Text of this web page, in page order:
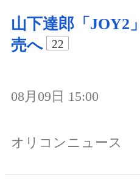
山下達郎「JOY2
売へ
22
08月09日 15:00
オリコンニュース